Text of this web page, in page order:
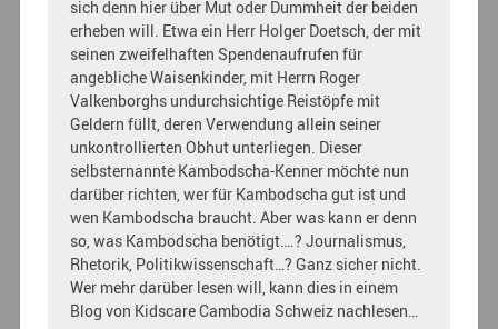
sich denn hier über Mut oder Dummheit der beiden
erheben will. Etwa ein Herr Holger Doetsch, der mit
seinen zweifelhaften Spendenaufrufen für
angebliche Waisenkinder, mit Herrn Roger
Valkenborghs undurchsichtige Reistöpfe mit
Geldern füllt, deren Verwendung allein seiner
unkontrollierten Obhut unterliegen. Dieser
selbsternannte Kambodscha-Kenner möchte nun
darüber richten, wer für Kambodscha gut ist und
wen Kambodscha braucht. Aber was kann er denn
so, was Kambodscha benötigt….? Journalismus,
Rhetorik, Politikwissenschaft…? Ganz sicher nicht.
Wer mehr darüber lesen will, kann dies in einem
Blog von Kidscare Cambodia Schweiz nachlesen…